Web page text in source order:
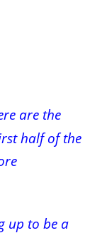
are the
half of the
up to be a